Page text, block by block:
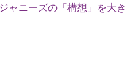
ャニーズの「構想」を大